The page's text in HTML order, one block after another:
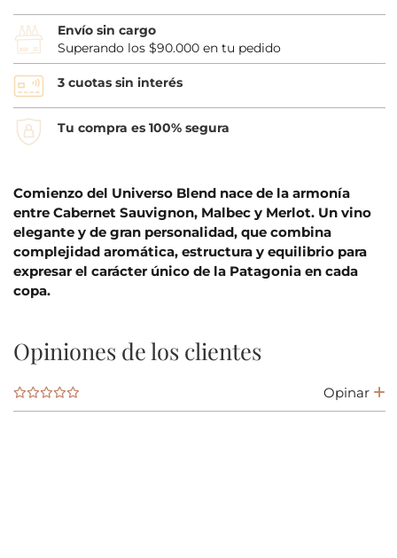
Envío sin cargo
Superando los $90.000 en tu pedido
3 cuotas sin interés
Tu compra es 100% segura
Comienzo del Universo Blend nace de la armonía
entre Cabernet Sauvignon, Malbec y Merlot. Un vino
elegante y de gran personalidad, que combina
complejidad aromática, estructura y equilibrio para
expresar el carácter único de la Patagonia en cada
copa.
Opiniones de los clientes
Opinar